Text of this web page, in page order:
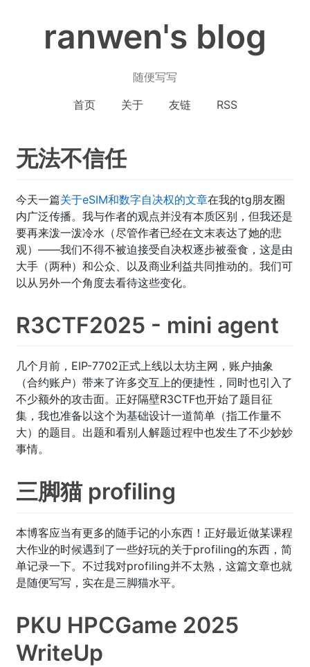
ranwen's blog
随便写写
首页
关于 友链 RSS
无法不信任
今天一篇关于eSIM和数字自决权的文章在我的tg朋友圈
内广泛传播。我与作者的观点并没有本质区别，但我还是
要再来泼一泼冷水（尽管作者已经在文末表达了她的悲
观）——我们不得不被迫接受自决权逐步被蚕食，这是由
大手（两种）和公众、以及商业利益共同推动的。我们可
以从另外一个角度去看待这些变化。
R3CTF2025 - mini agent
几个月前，EIP-7702正式上线以太坊主网，账户抽象
（合约账户）带来了许多交互上的便捷性，同时也引入了
不少额外的攻击面。正好隔壁R3CTF也开始了题目征
集，我也准备以这个为基础设计一道简单（指工作量不
大）的题目。出题和看别人解题过程中也发生了不少妙妙
事情。
三脚猫 profiling
本博客应当有更多的随手记的小东西！正好最近做某课程
大作业的时候遇到了一些好玩的关于profiling的东西，简
单记录一下。不过我对profiling并不太熟，这篇文章也就
是随便写写，实在是三脚猫水平。
PKU HPCGame 2025
WriteUp